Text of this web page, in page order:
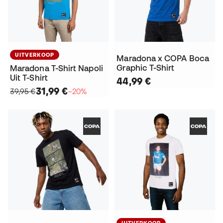
UITVERKOOP
Maradona T-Shirt Napoli
Uit T-Shirt
39,95 €31,99 €−20%
Maradona x COPA Boca
Graphic T-Shirt
44,99 €